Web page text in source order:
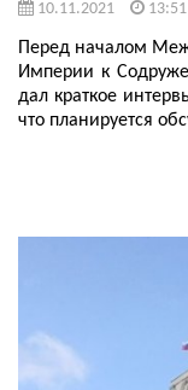
10.11.2021 13:51
Перед началом
Империи к
дал краткое
что планируется